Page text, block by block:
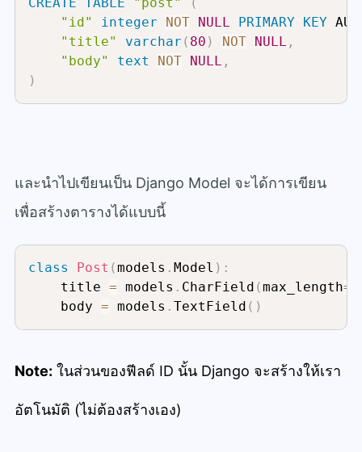
"id"
integer NOT NULL PRIMARY KEY
"title"
varchar ( 80 ) NOT NULL ,
"body"
text NOT NULL ,
)
และนำไปเขียนเป็น Django Model จะได้การเขียน
เพื่อสร้างตารางได้แบบนี้
class Post (models . Model ) :
    title
= models . CharField (max_length=
    body
= models . TextField ( )
Note: ในส่วนของฟีลด์ ID นั้น Django จะสร้างให้เรา
อัตโนมัติ (ไม่ต้องสร้างเอง)